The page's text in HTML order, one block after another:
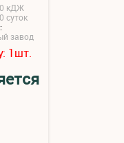
кДЖ
суток
завод
1шт.